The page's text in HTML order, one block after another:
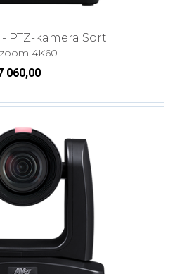
- PTZ-kamera Sort
4K60
060,00